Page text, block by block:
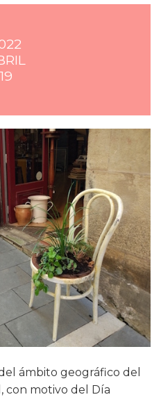
19
ámbito geográfico del
con motivo del Día